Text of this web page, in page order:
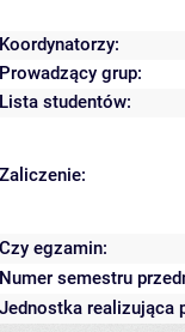
Koordynatorzy:
Prowadzący grup:
Lista studentów:
Zaliczenie:
Czy egzamin:
Numer semestru
Jednostka realizująca